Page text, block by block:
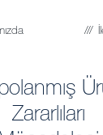
Zararlıları